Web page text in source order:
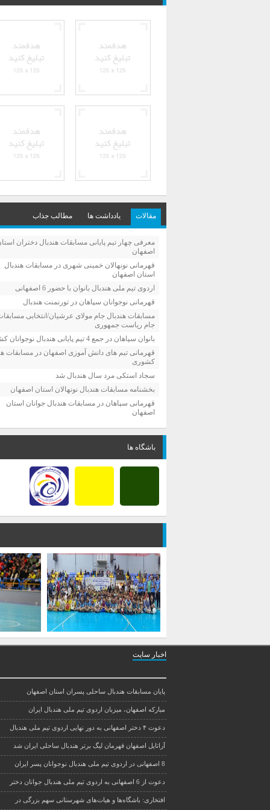
مقالات یادداشت ها مطالب جذاب
معرفی چهار تیم پایانی مسابقات هندبال دختران
اصفهان
قهرمانی نونهالان خمینی شهری در مسابقات هندبال
استان اصفهان
اردوی تیم ملی هندبال بانوان با حضور 6 اصفهانی
قهرمانی نوجوانان سپاهان در تورنمنت هندبال
مسابقات هندبال جام مولای عرشیان/انتخابی
جام ریاست جمهوری
بانوان سپاهان در جمع 4 تیم پایانی هندبال نوجوانان کشور
قهرمانی تیم های دانش آموزی اصفهان در مسابقات
کشوری
سجاد استکی مرد سال هندبال شد
بخشنامه مسابقات هندبال نونهالان استان اصفهان
قهرمانی سپاهان در مسابقات هندبال جوانان استان
اصفهان
باشگاه ها
اخبار سایت
پایان مسابقات هندبال ساحلی پسران استان اصفهان
مبارکه اصفهان، میزبان اردوی تیم ملی هندبال ایران
دعوت ۴ دختر اصفهانی به دور نهایی اردوی تیم ملی هندبال
آراتایل اصفهان قهرمان لیگ برتر هندبال ساحلی ایران شد
8 اصفهانی در اردوی تیم ملی هندبال نوجوانان پسر ایران
دعوت از 6 اصفهانی به اردوی تیم ملی هندبال جوانان دختر
افتخاری: باشگاه‌ها و هیات‌های شهرستانی سهم بزرگی در